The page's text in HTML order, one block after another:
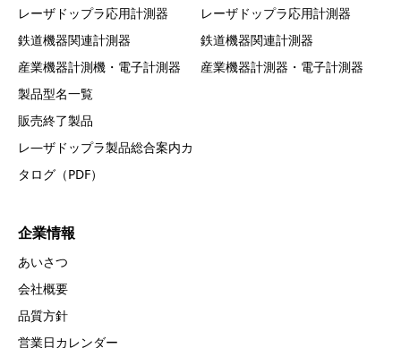
レーザドップラ応用計測器
鉄道機器関連計測器
産業機器計測機・電子計測器
製品型名一覧
販売終了製品
レ―ザドップラ製品総合案内カ
タログ（PDF）
レーザドップラ応用計測器
鉄道機器関連計測器
産業機器計測器・電子計測器
企業情報
あいさつ
会社概要
品質方針
営業日カレンダー